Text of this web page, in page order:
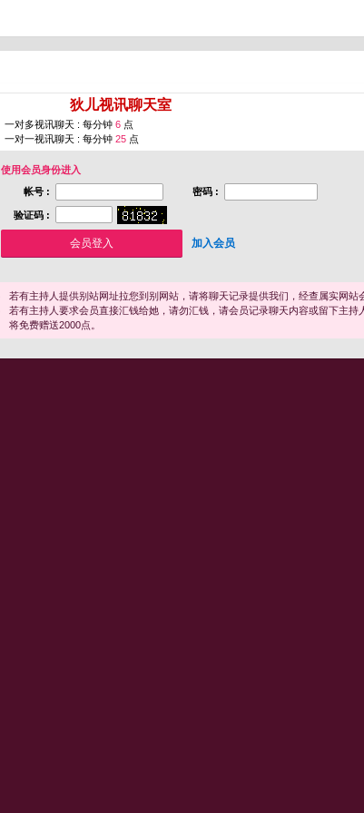
狄儿视讯聊天室
一对多视讯聊天 : 每分钟 6 点
一对一视讯聊天 : 每分钟 25 点
使用会员身份进入
帐号 :
密码 :
验证码 :
加入会员
若有主持人提供别站网址拉您到别网站，请将聊天记录提供我们，经查属实网站
若有主持人要求会员直接汇钱给她，请勿汇钱，请会员记录聊天内容或留下主
将免费赠送2000点。